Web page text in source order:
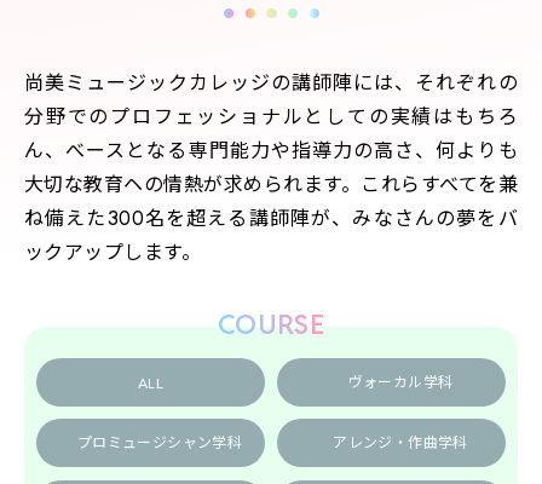
訪問者別
学校案内
募集要項
デビュー・就職
尚美ミュージックカレッジの講師陣には、それぞれの
分野でのプロフェッショナルとしての実績はもちろ
ん、べースとなる専門能力や指導力の高さ、何よりも
大切な教育ヘの情熱が求められます。これらすべてを兼
ね備えた300名を超える講師陣が、みなさんの夢をバ
ックアップします。
COURSE
ALL ヴォーカル学科
プロミュージシャン学科 アレンジ・作曲学科